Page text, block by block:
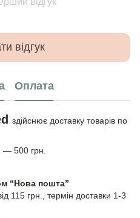
відгук
Оплата
здійснює доставку товарів по
500 грн.
“Нова пошта”
115 грн., термін доставки 1-3